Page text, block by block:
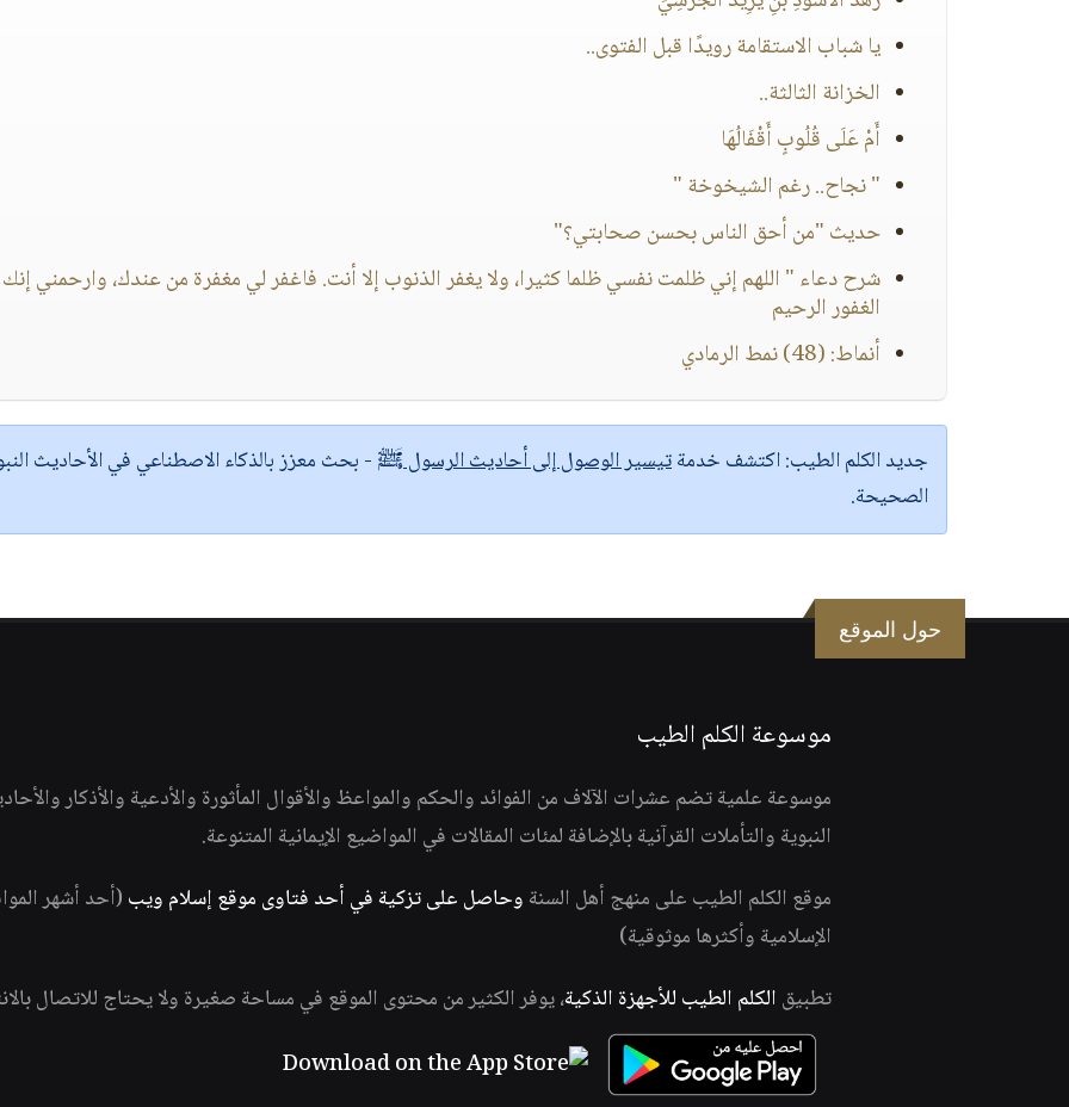
يا شباب الاستقامة رويدًا قبل الفتوى..
الخزانة الثالثة..
أَمْ عَلَى قُلُوبٍ أَقْفَالُهَا
" نجاح.. رغم الشيخوخة "
حديث "من أحق الناس بحسن صحابتي؟"
شرح دعاء " اللهم إني ظلمت نفسي ظلما كثيرا، ولا يغفر الذنوب إلا أنت. فاغفر لي مغفرة من عندك، وارحمني
الغفور الرحيم
أنماط: (48) نمط الرمادي
جديد الكلم الطيب:اكتشف خدمةتيسير الوصول إلى أحاديث الرسول ﷺ - بحث معزز بالذكاء الاصطناعي في الأحاديث
الصحيحة.
حول الموقع
موسوعة الكلم الطيب
موسوعة علمية تضم عشرات الآلاف من الفوائد والحكم والمواعظ والأقوال المأثورة والأدعية والأذكار
النبوية والتأملات القرآنية بالإضافة لمئات المقالات في المواضيع الإيمانية المتنوعة.
موقع الكلم الطيب على منهج أهل السنة وحاصل على تزكية في أحد فتاوى موقع إسلام ويب (أحد أشهر
الإسلامية وأكثرها موثوقية)
تطبيق الكلم الطيب للأجهزة الذكية، يوفر الكثير من محتوى الموقع في مساحة صغيرة ولا يحتاج للاتصال